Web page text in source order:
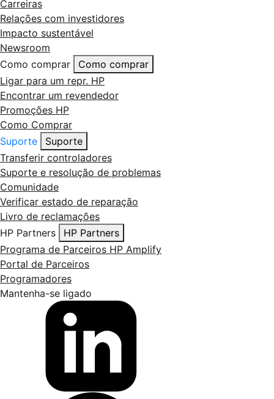
Carreiras
Relações com investidores
Impacto sustentável
Newsroom
Como comprar
Como comprar
Ligar para um repr. HP
Encontrar um revendedor
Promoções HP
Como Comprar
Suporte
Suporte
Transferir controladores
Suporte e resolução de problemas
Comunidade
Verificar estado de reparação
Livro de reclamações
HP Partners
HP Partners
Programa de Parceiros HP Amplify
Portal de Parceiros
Programadores
Mantenha-se ligado